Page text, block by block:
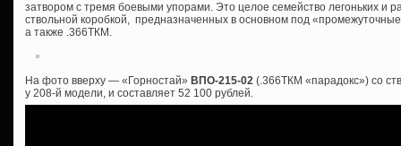
затвором с тремя боевыми упорами. Это целое семейство легоньких и
ствольной коробкой, предназначенных в основном под
а также .366ТКМ.
На фото вверху — «Горностай» ВПО-215-02 (.366ТКМ «парадокс») со
у 208-й модели, и составляет 52 100 рублей.